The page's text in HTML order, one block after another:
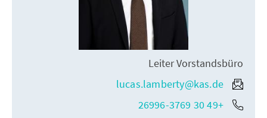
Leiter Vorstandsbüro
lucas.lamberty@kas.de
+49 30 26996-3769